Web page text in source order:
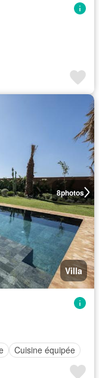
8photos
Villa
Cuisine équipée